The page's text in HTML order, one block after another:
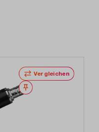
Vergleichen
Merken